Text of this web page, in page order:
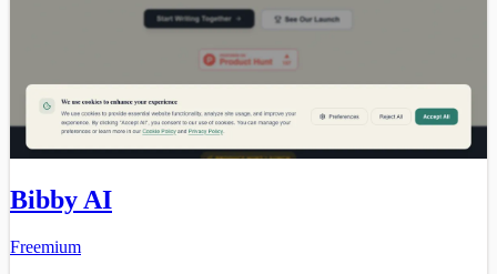
Bibby AI
Freemium